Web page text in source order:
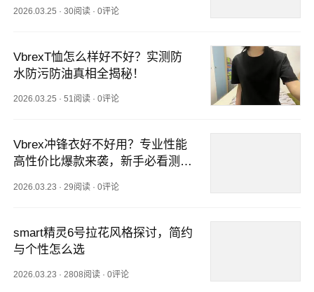
2026.03.25 ·30阅读 ·0评论
VbrexT恤怎么样好不好？实测防
水防污防油真相全揭秘！
2026.03.25 ·51阅读 ·0评论
Vbrex冲锋衣好不好用？专业性能
高性价比爆款来袭，新手必看测
2026.03.23 · 29阅读 ·0评论
smart精灵6号拉花风格探讨，简约
与个性怎么选
2026.03.23 ·2808阅读 ·0评论